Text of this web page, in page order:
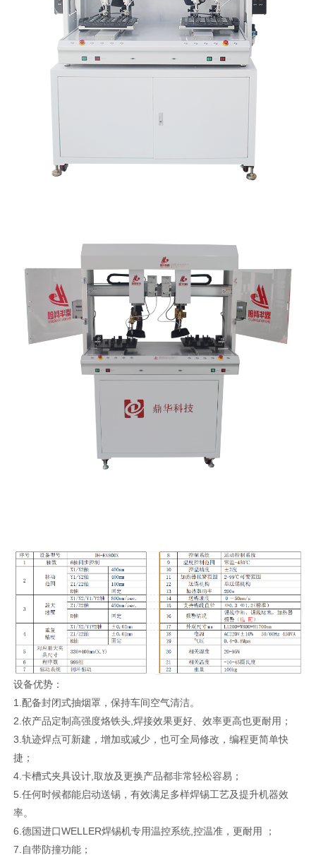
设备优势：
1.配备封闭式抽烟罩，保持车间空气清洁。
2.依产品定制高强度烙铁头,焊接效果更好、效率更高也更耐用；
3.轨迹焊点可新建，增加或减少，也可全局修改，编程更简单快
捷；
4.卡槽式夹具设计,取放及更换产品都非常轻松容易；
5.任何时候都能启动送锡，有效满足多样焊锡工艺及提升机器效
率。
6.德国进口WELLER焊锡机专用温控系统,控温准，更耐用 ；
7.自带防撞功能；